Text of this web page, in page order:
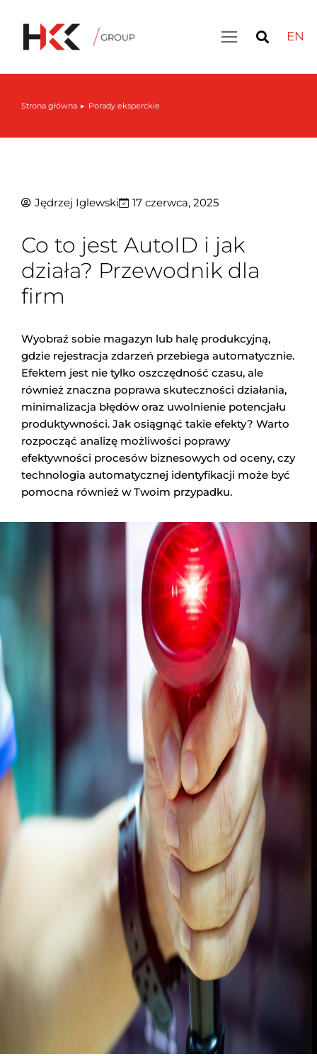
EN
Jesteś tutaj:
Strona główna Porady eksperckie
Jędrzej Iglewski 17 czerwca, 2025
Co to jest AutoID i jak
działa? Przewodnik dla
firm
Wyobraź sobie magazyn lub halę produkcyjną,
gdzie rejestracja zdarzeń przebiega automatycznie.
Efektem jest nie tylko oszczędność czasu, ale
również znaczna poprawa skuteczności działania,
minimalizacja błędów oraz uwolnienie potencjału
produktywności. Jak osiągnąć takie efekty? Warto
rozpocząć analizę możliwości poprawy
efektywności procesów biznesowych od oceny, czy
technologia automatycznej identyfikacji może być
pomocna również w Twoim przypadku.